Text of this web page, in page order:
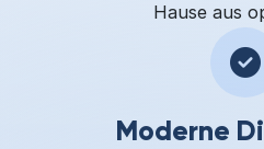
Hause aus
Moderne